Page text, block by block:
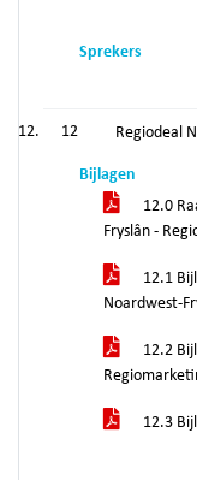
Sprekers
12 Regiodeal
Bijlagen
12.0
Fryslân -
12.1
Noardwest-
12.2
12.3